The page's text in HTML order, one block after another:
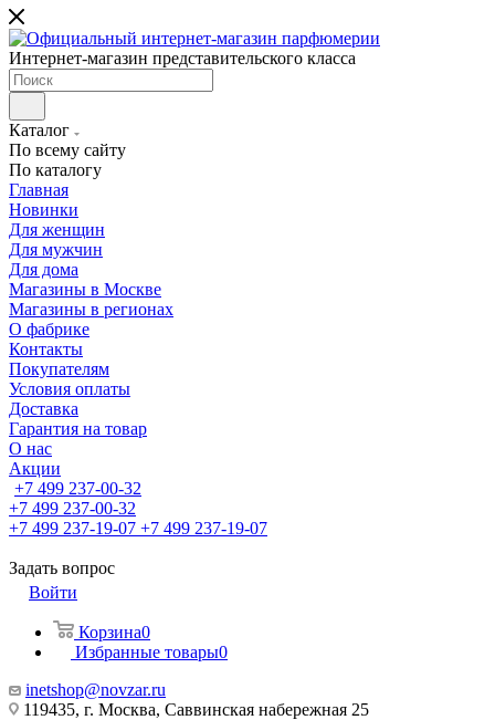
Интернет-магазин представительского класса
Каталог
По всему сайту
По каталогу
Главная
Новинки
Для женщин
Для мужчин
Для дома
Магазины в Москве
Магазины в регионах
О фабрике
Контакты
Покупателям
Условия оплаты
Доставка
Гарантия на товар
О нас
Акции
+7 499 237-00-32
+7 499 237-00-32
+7 499 237-19-07 +7 499 237-19-07
Задать вопрос
Войти
Корзина0
Избранные товары0
inetshop@novzar.ru
119435, г. Москва, Саввинская набережная 25